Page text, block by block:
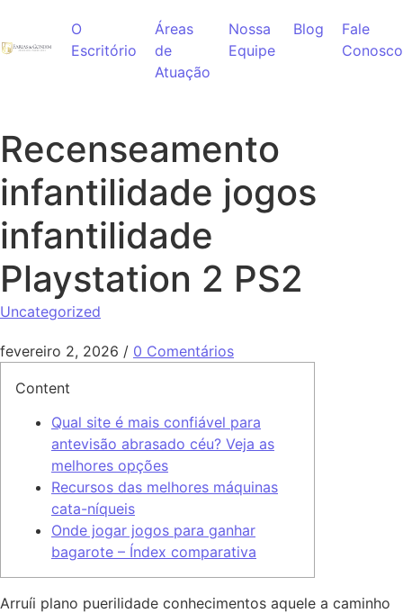
O
Escritório
Áreas
de
Atuação
Nossa
Equipe
Blog
Fale
Conosco
Recenseamento
infantilidade jogos
infantilidade
Playstation 2 PS2
Uncategorized
fevereiro 2, 2026 / 0 Comentários
Content
Qual site é mais confiável para
antevisão abrasado céu? Veja as
melhores opções
Recursos das melhores máquinas
cata-níqueis
Onde jogar jogos para ganhar
bagarote – Índex comparativa
Arruíi plano puerilidade conhecimentos aquele a caminho